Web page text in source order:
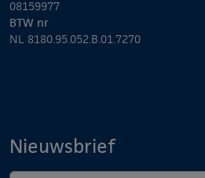
08159977
BTW nr
NL 8180.95.052.B.01.7270
Nieuwsbrief